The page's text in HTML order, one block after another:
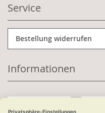
Service
Bestellung widerrufen
Informationen